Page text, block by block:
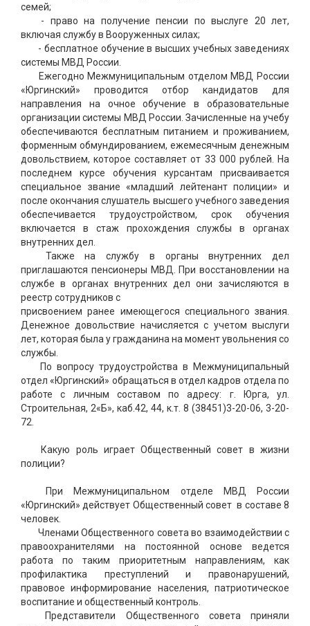
семей;
- право на получение пенсии по выслуге 20 лет,
включая службу в Вооруженных силах;
- бесплатное обучение в высших учебных заведениях
системы МВД России.
Ежегодно Межмуниципальным отделом МВД России
«Юргинский» проводится отбор кандидатов для
направления на очное обучение в образовательные
организации системы МВД России. Зачисленные на учебу
обеспечиваются бесплатным питанием и проживанием,
форменным обмундированием, ежемесячным денежным
довольствием, которое составляет от 33 000 рублей. На
последнем курсе обучения курсантам присваивается
специальное звание «младший лейтенант полиции» и
после окончания слушатель высшего учебного заведения
обеспечивается трудоустройством, срок обучения
включается в стаж прохождения службы в органах
внутренних дел.
Также на службу в органы внутренних дел
приглашаются пенсионеры МВД. При восстановлении на
службе в органах внутренних дел они зачисляются в
реестр сотрудников с
присвоением ранее имеющегося специального звания.
Денежное довольствие начисляется с учетом выслуги
лет, которая была у гражданина на момент увольнения со
службы.
По вопросу трудоустройства в Межмуниципальный
отдел «Юргинский» обращаться в отдел кадров отдела по
работе с личным составом по адресу: г. Юрга, ул.
Строительная, 2«Б», каб.42, 44, к.т. 8 (38451)3-20-06, 3-20-
72.
Какую роль играет Общественный совет в жизни
полиции?
При Межмуниципальном отделе МВД России
«Юргинский» действует Общественный совет в составе 8
человек.
Членами Общественного совета во взаимодействии с
правоохранителями на постоянной основе ведется
работа по таким приоритетным направлениям, как
профилактика преступлений и правонарушений,
правовое информирование населения, патриотическое
воспитание и общественный контроль.
Представители Общественного совета приняли